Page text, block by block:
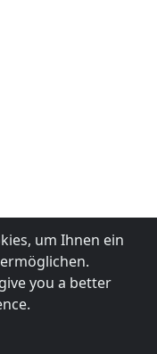
um Ihnen ein
you a better